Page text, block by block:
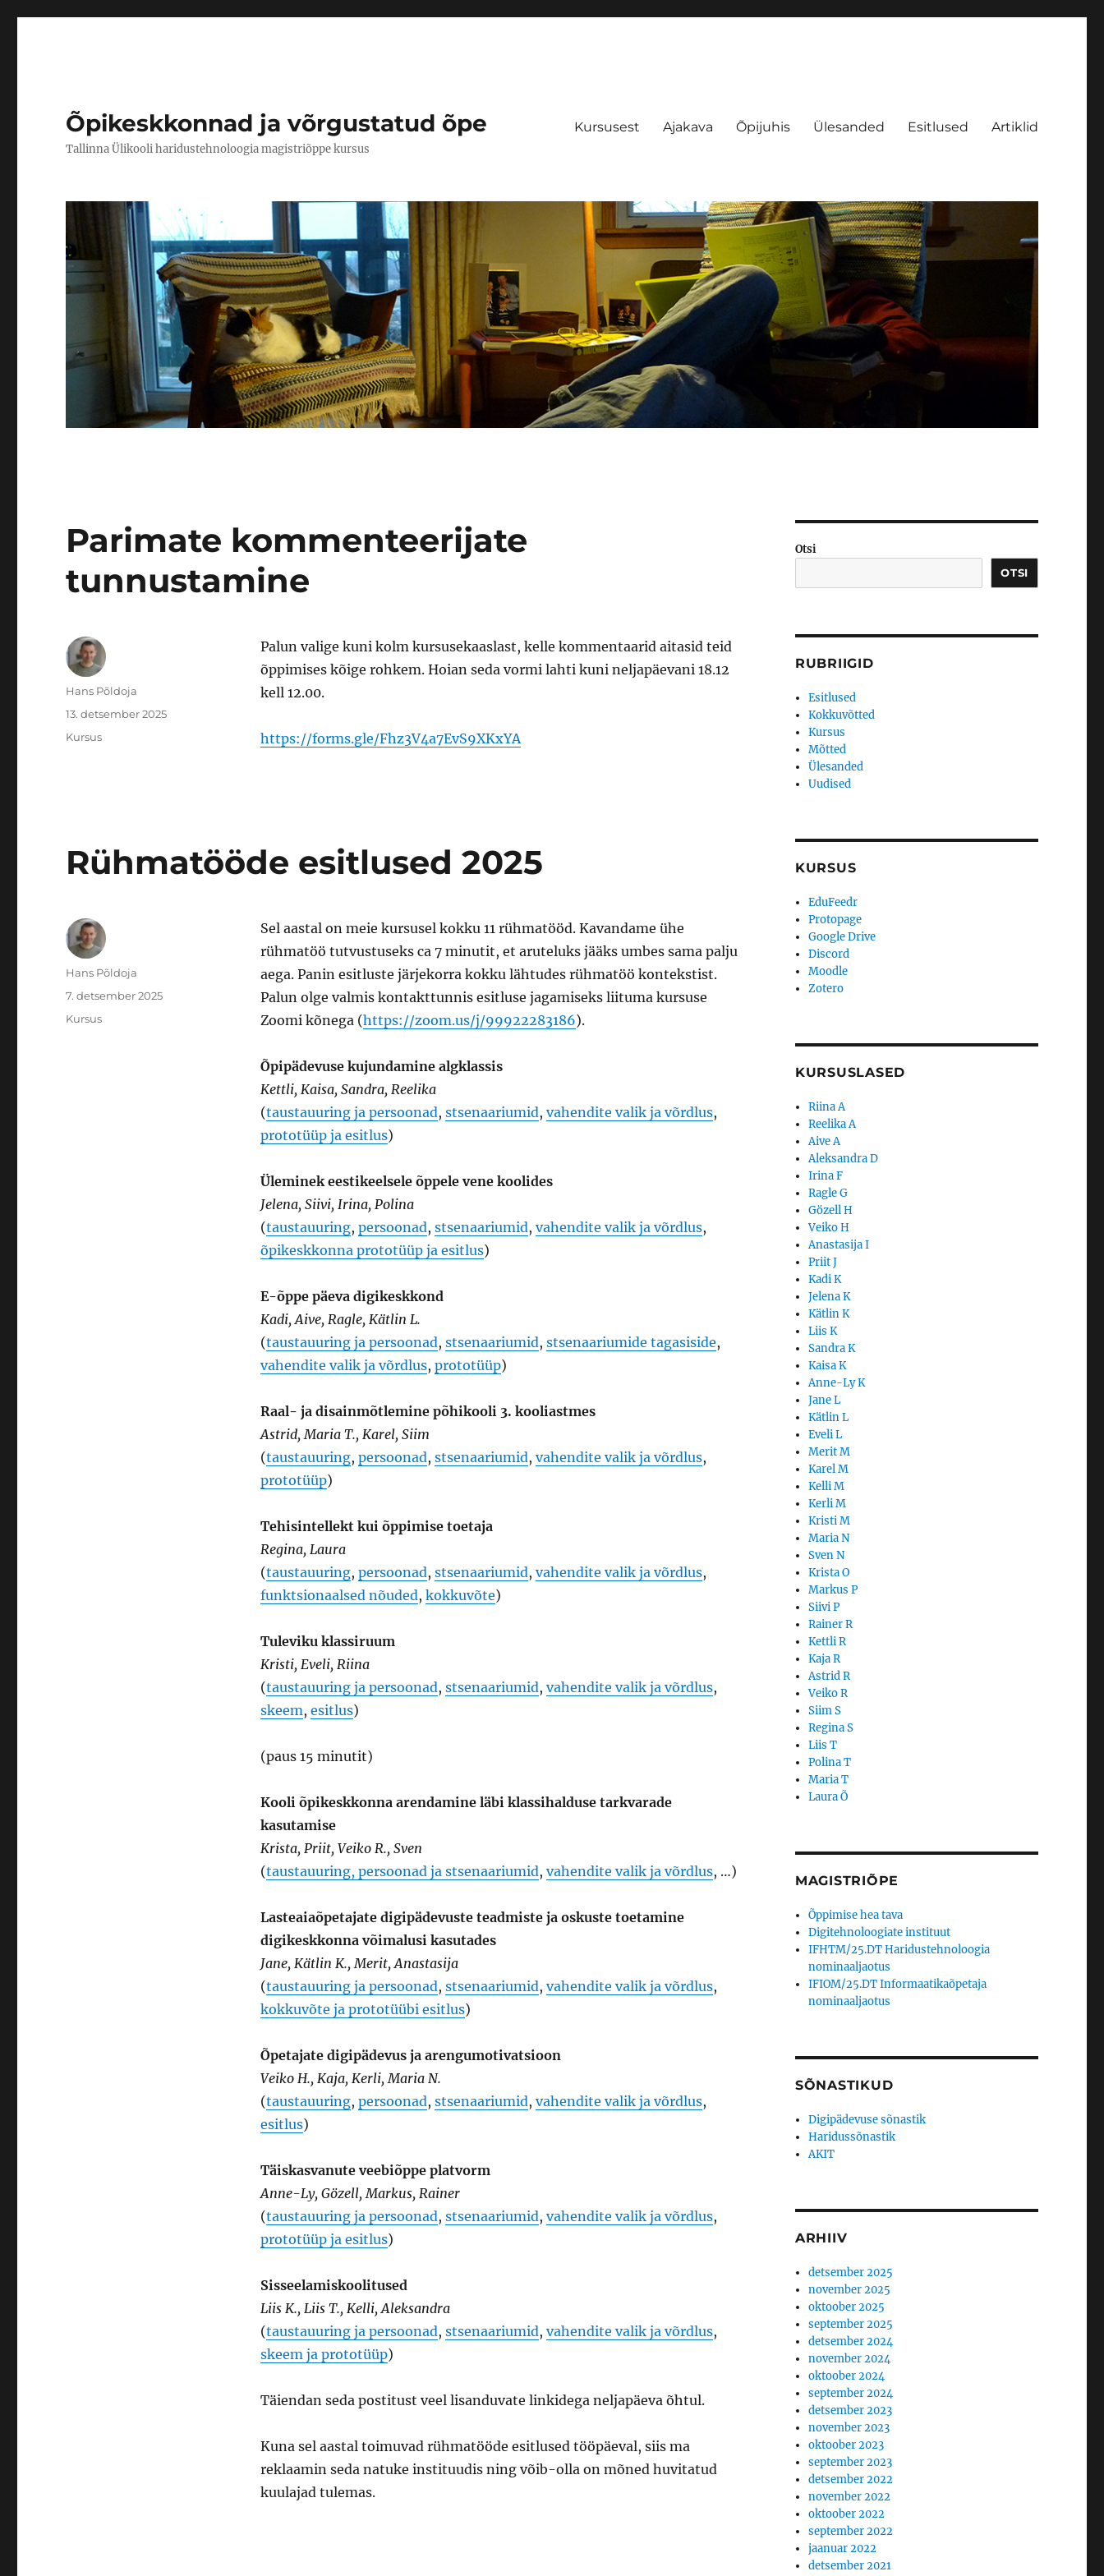
Õpikeskkonnad ja võrgustatud õpe
Tallinna Ülikooli haridustehnoloogia magistriõppe kursus
Kursusest Ajakava Õpijuhis Ülesanded Esitlused Artiklid
Parimate kommenteerijate
tunnustamine
Palun valige kuni kolm kursusekaaslast, kelle kommentaarid aitasid teid
õppimises kõige rohkem. Hoian seda vormi lahti kuni neljapäevani 18.12
kell 12.00.
https://forms.gle/Fhz3V4a7EvS9XKxYA
Autor
Hans Põldoja
Postitatud
13. detsember 2025
Rubriigid
Kursus
Rühmatööde esitlused 2025
Sel aastal on meie kursusel kokku 11 rühmatööd. Kavandame ühe
rühmatöö tutvustuseks ca 7 minutit, et aruteluks jääks umbes sama palju
aega. Panin esitluste järjekorra kokku lähtudes rühmatöö kontekstist.
Palun olge valmis kontakttunnis esitluse jagamiseks liituma kursuse
Zoomi kõnega (https://zoom.us/j/99922283186).
Õpipädevuse kujundamine algklassis
Kettli, Kaisa, Sandra, Reelika
(taustauuring ja persoonad, stsenaariumid, vahendite valik ja võrdlus,
prototüüp ja esitlus)
Üleminek eestikeelsele õppele vene koolides
Jelena, Siivi, Irina, Polina
(taustauuring, persoonad, stsenaariumid, vahendite valik ja võrdlus,
õpikeskkonna prototüüp ja esitlus)
E-õppe päeva digikeskkond
Kadi, Aive, Ragle, Kätlin L.
(taustauuring ja persoonad, stsenaariumid, stsenaariumide tagasiside,
vahendite valik ja võrdlus, prototüüp)
Raal- ja disainmõtlemine põhikooli 3. kooliastmes
Astrid, Maria T., Karel, Siim
(taustauuring, persoonad, stsenaariumid, vahendite valik ja võrdlus,
prototüüp)
Tehisintellekt kui õppimise toetaja
Regina, Laura
(taustauuring, persoonad, stsenaariumid, vahendite valik ja võrdlus,
funktsionaalsed nõuded, kokkuvõte)
Tuleviku klassiruum
Kristi, Eveli, Riina
(taustauuring ja persoonad, stsenaariumid, vahendite valik ja võrdlus,
skeem, esitlus)
(paus 15 minutit)
Kooli õpikeskkonna arendamine läbi klassihalduse tarkvarade
kasutamise
Krista, Priit, Veiko R., Sven
(taustauuring, persoonad ja stsenaariumid, vahendite valik ja võrdlus, …)
Lasteaiaõpetajate digipädevuste teadmiste ja oskuste toetamine
digikeskkonna võimalusi kasutades
Jane, Kätlin K., Merit, Anastasija
(taustauuring ja persoonad, stsenaariumid, vahendite valik ja võrdlus,
kokkuvõte ja prototüübi esitlus)
Õpetajate digipädevus ja arengumotivatsioon
Veiko H., Kaja, Kerli, Maria N.
(taustauuring, persoonad, stsenaariumid, vahendite valik ja võrdlus,
esitlus)
Täiskasvanute veebiõppe platvorm
Anne-Ly, Gözell, Markus, Rainer
(taustauuring ja persoonad, stsenaariumid, vahendite valik ja võrdlus,
prototüüp ja esitlus)
Sisseelamiskoolitused
Liis K., Liis T., Kelli, Aleksandra
(taustauuring ja persoonad, stsenaariumid, vahendite valik ja võrdlus,
skeem ja prototüüp)
Täiendan seda postitust veel lisanduvate linkidega neljapäeva õhtul.
Kuna sel aastal toimuvad rühmatööde esitlused tööpäeval, siis ma
reklaamin seda natuke instituudis ning võib-olla on mõned huvitatud
kuulajad tulemas.
Autor
Hans Põldoja
Postitatud
7. detsember 2025
Rubriigid
Kursus
Otsi
OTSI
RUBRIIGID
Esitlused
Kokkuvõtted
Kursus
Mõtted
Ülesanded
Uudised
KURSUS
EduFeedr
Protopage
Google Drive
Discord
Moodle
Zotero
KURSUSLASED
Riina A
Reelika A
Aive A
Aleksandra D
Irina F
Ragle G
Gözell H
Veiko H
Anastasija I
Priit J
Kadi K
Jelena K
Kätlin K
Liis K
Sandra K
Kaisa K
Anne-Ly K
Jane L
Kätlin L
Eveli L
Merit M
Karel M
Kelli M
Kerli M
Kristi M
Maria N
Sven N
Krista O
Markus P
Siivi P
Rainer R
Kettli R
Kaja R
Astrid R
Veiko R
Siim S
Regina S
Liis T
Polina T
Maria T
Laura Õ
MAGISTRIÕPE
Õppimise hea tava
Digitehnoloogiate instituut
IFHTM/25.DT Haridustehnoloogia
nominaaljaotus
IFIOM/25.DT Informaatikaõpetaja
nominaaljaotus
SÕNASTIKUD
Digipädevuse sõnastik
Haridussõnastik
AKIT
ARHIIV
detsember 2025
november 2025
oktoober 2025
september 2025
detsember 2024
november 2024
oktoober 2024
september 2024
detsember 2023
november 2023
oktoober 2023
september 2023
detsember 2022
november 2022
oktoober 2022
september 2022
jaanuar 2022
detsember 2021